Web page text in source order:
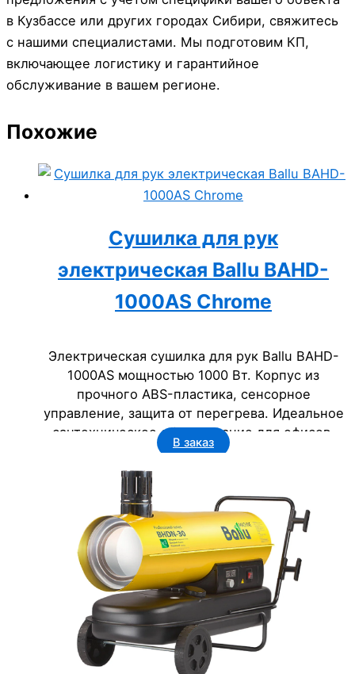
в Кузбассе или других городах Сибири, свяжитесь
с нашими специалистами. Мы подготовим КП,
включающее логистику и гарантийное
обслуживание в вашем регионе.
Похожие
Сушилка для рук
электрическая Ballu BAHD-
1000AS Chrome
Электрическая сушилка для рук Ballu BAHD-
1000AS мощностью 1000 Вт. Корпус из
прочного ABS-пластика, сенсорное
управление, защита от перегрева. Идеальное
сантехническое оборудование для офисов,
гостиниц, госучреждений. Надежность на 5
лет, класс защиты IP23.
В заказ